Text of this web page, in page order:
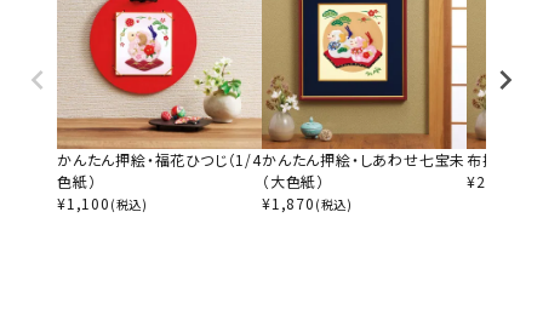
かんたん押絵・福花ひつじ（1/4
色紙）
¥1,100 (税込)
かんたん押絵・しあわせ七宝未
（大色紙）
¥1,870 (税込)
布押絵・
¥2,640